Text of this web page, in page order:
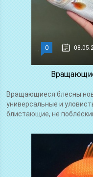
0
Вращающиеся блесны
универсальные и
блистающие, не